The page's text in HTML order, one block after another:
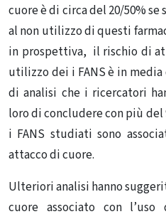
cuore è di circa del 20/50%
al non utilizzo di questi
in prospettiva, il rischio di
utilizzo dei i FANS è in media
di analisi che i ricercatori
loro di concludere con più
i FANS studiati sono
attacco di cuore.
Ulteriori analisi hanno
cuore associato con